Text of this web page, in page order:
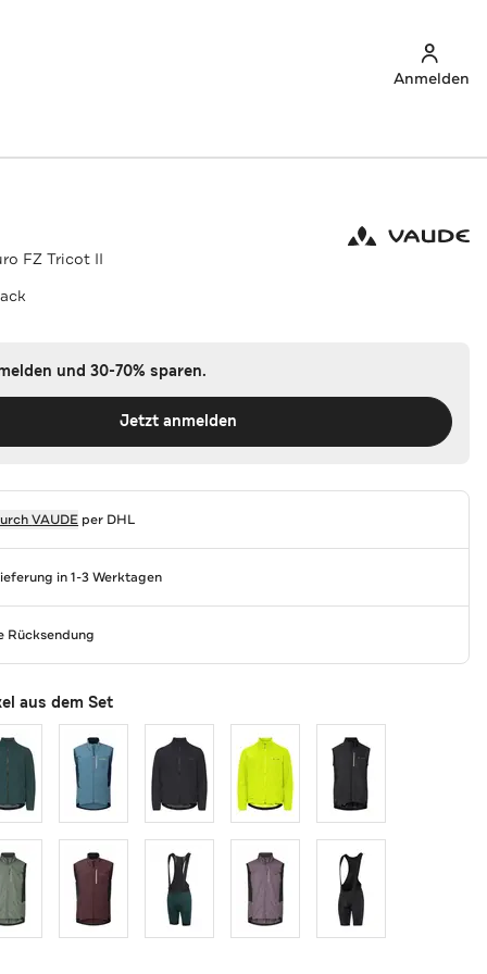
Anmelden
FZ Tricot II
und 30-70% sparen.
Jetzt anmelden
VAUDE per DHL
in 1-3 Werktagen
Rücksendung
aus dem Set